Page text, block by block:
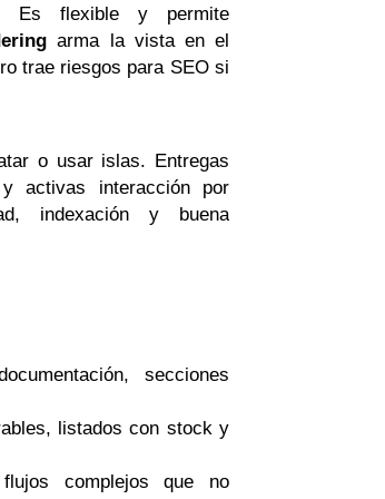
Es flexible y permite
arma la vista en el
trae riesgos para SEO si
o usar islas. Entregas
activas interacción por
indexación y buena
secciones
listados con stock y
complejos que no